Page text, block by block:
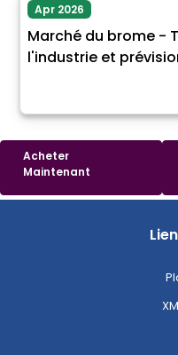
Apr 2026
Marché du brome -
l'industrie et
Acheter
Maintenant